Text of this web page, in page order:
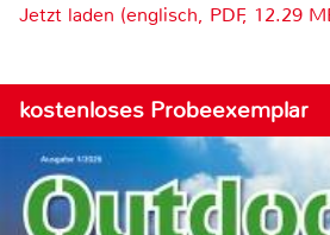
Jetzt laden (englisch, PDF, 12.29
kostenloses Probeexemplar